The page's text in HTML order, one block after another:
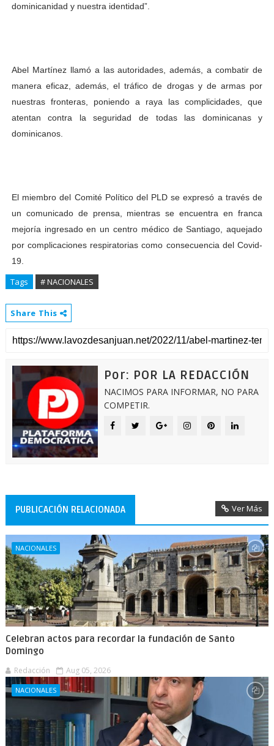
dominicanidad y nuestra identidad”.
Abel Martínez llamó a las autoridades, además, a combatir de
manera eficaz, además, el tráfico de drogas y de armas por
nuestras fronteras, poniendo a raya las complicidades, que
atentan contra la seguridad de todas las dominicanas y
dominicanos.
El miembro del Comité Político del PLD se expresó a través de
un comunicado de prensa, mientras se encuentra en franca
mejoría ingresado en un centro médico de Santiago, aquejado
por complicaciones respiratorias como consecuencia del Covid-
19.
Tags # NACIONALES
Share This
Por: POR LA REDACCIÓN
NACIMOS PARA INFORMAR, NO PARA
COMPETIR.
PUBLICACIÓN RELACIONADA Ver Más
NACIONALES
Celebran actos para recordar la fundación de Santo
Domingo
Redacción Aug 05, 2026
NACIONALES